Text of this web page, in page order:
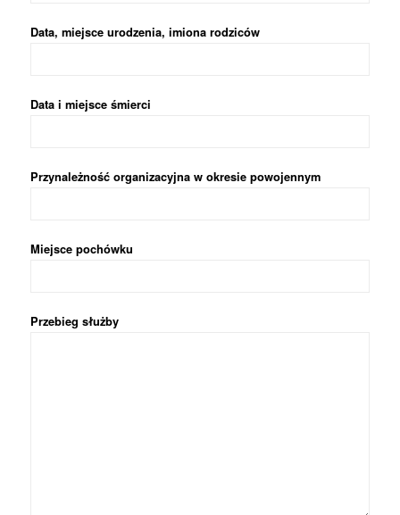
Data, miejsce urodzenia, imiona rodziców
Data i miejsce śmierci
Przynależność organizacyjna w okresie powojennym
Miejsce pochówku
Przebieg służby